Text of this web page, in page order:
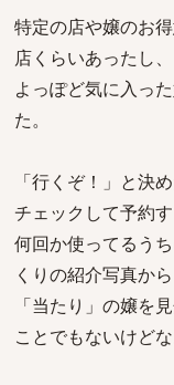
特定の店や嬢のお
店くらいあったし、
よっぽど気に入っ
た。
「行くぞ！」と決
チェックして予約す
何回か使ってるう
くりの紹介写真から
「当たり」の嬢を
ことでもないけどな